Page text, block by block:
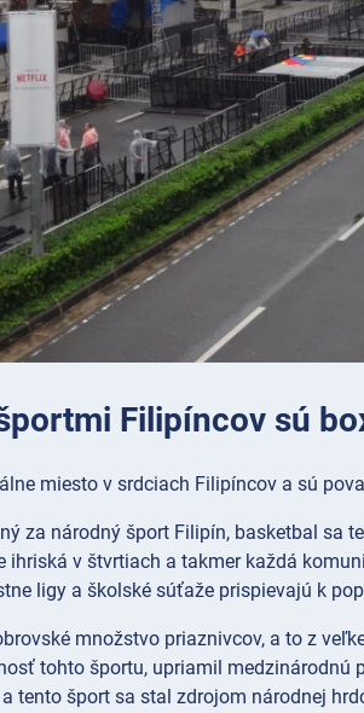
Filipíncov sú
miesto v srdciach Filipíncov a sú
za národný šport Filipín, basketbal sa
ihriská v štvrtiach a takmer každá
ligy a školské súťaže prispievajú k
množstvo priaznivcov, a to z
tohto športu, upriamil
tento šport sa stal zdrojom národnej